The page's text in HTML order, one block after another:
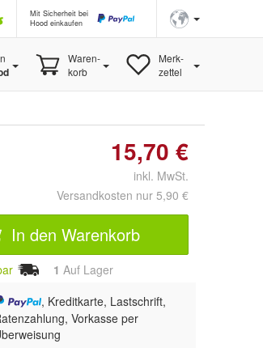
Mit Sicherheit bei
Hood einkaufen
Waren-
korb
Merk-
zettel
15,70 €
inkl. MwSt.
Versandkosten nur 5,90 €
In den Warenkorb
1 Auf Lager
, Kreditkarte, Lastschrift,
Vorkasse per